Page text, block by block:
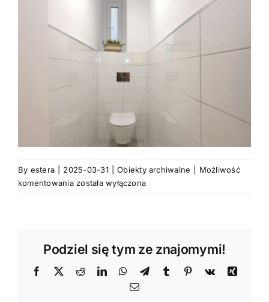
By estera 2025-03-31 Obiekty archiwalne
Możliwość
komentowania Lokal
Centrum,
została wyłączona
Podziel się tym ze znajomymi!
Facebook
X RedditLinkedInWhatsApp
TelegramTumblr Pinterest
Vk
Xing
Email